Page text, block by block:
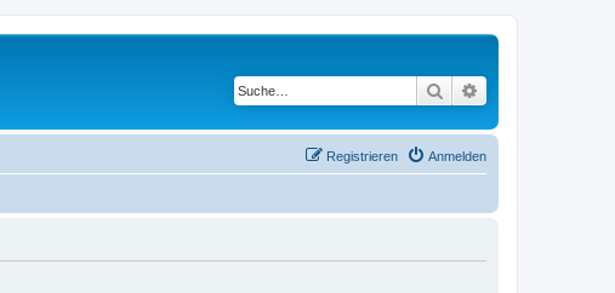
Suche
Anmelden
Registrieren